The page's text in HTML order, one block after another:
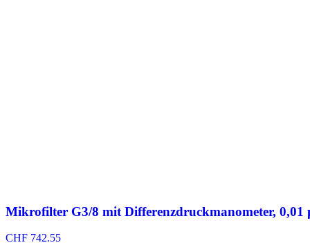
Mikrofilter G3/8 mit Differenzdruckmanometer, 0,01
CHF 742.55